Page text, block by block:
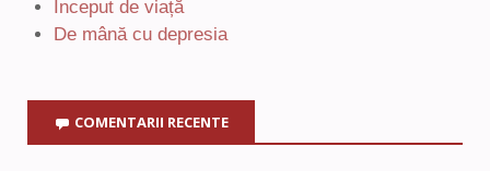
Început de viață
De mână cu depresia
COMENTARII RECENTE